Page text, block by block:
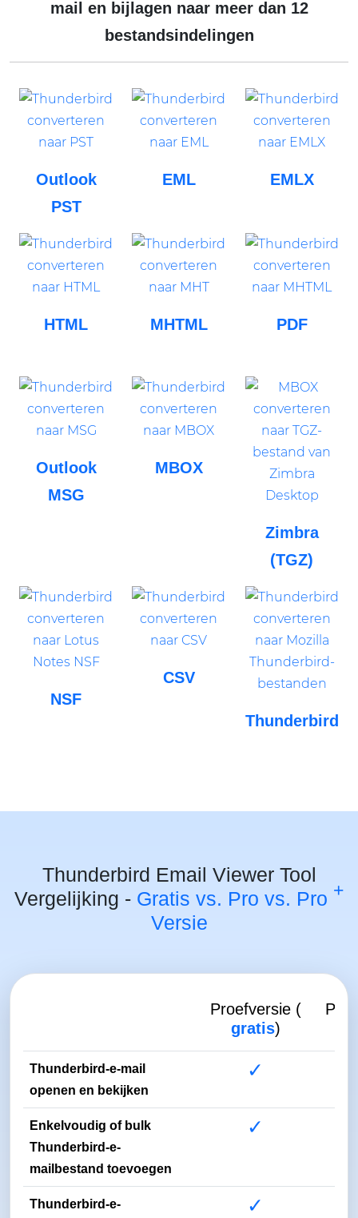
mail en bijlagen naar meer dan 12
bestandsindelingen
Outlook
PST
EML EMLX
HTML MHTML PDF
Outlook
MSG
MBOX
Zimbra
(TGZ)
NSF
CSV
Thunderbird
Thunderbird Email Viewer Tool
Vergelijking - Gratis vs. Pro vs. Pro +
Versie
Proefversie (
gratis)
Thunderbird-e-mail
openen en bekijken
✓
Enkelvoudig of bulk
Thunderbird-e-
mailbestand toevoegen
✓
Thunderbird-e-
✓